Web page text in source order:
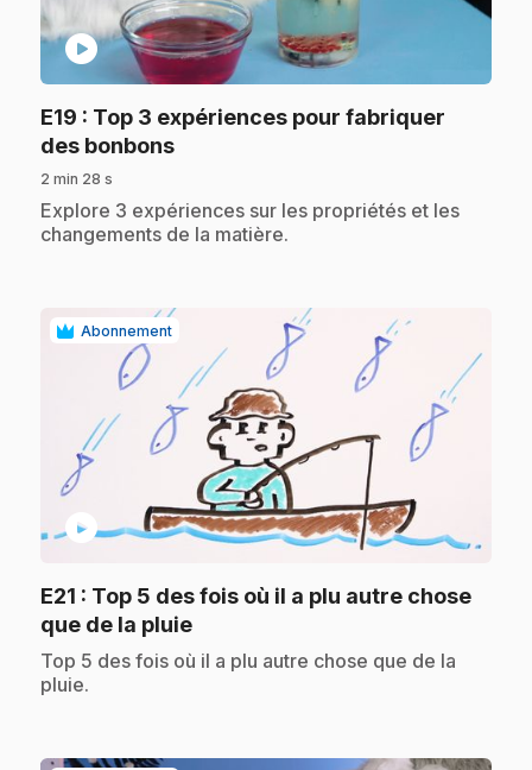
play_circle
E19 : Top 3 expériences pour fabriquer
des bonbons.
2 min 28 s
.Explore 3 expériences sur les propriétés et les
changements de la matière.
Abonnement
play_circle
E21 : Top 5 des fois où il a plu autre chose
que de la pluie.
.Top 5 des fois où il a plu autre chose que de la
pluie.